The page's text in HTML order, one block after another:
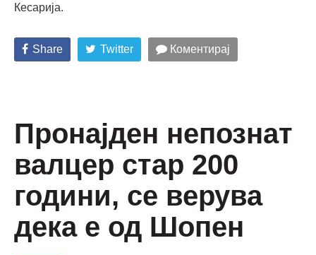
Кесарија.
Share Twitter Коментирај
Пронајден непознат
валцер стар 200
години, се верува
дека е од Шопен